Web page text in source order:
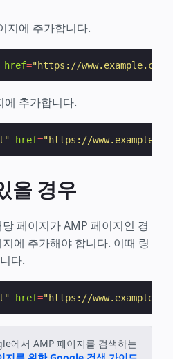
지에 추가합니다.
href="https://
에 추가합니다.
href="https://
을 경우
페이지가 AMP 페이지인 경
에 추가해야 합니다. 이때 링
다.
href="https://
에서 AMP 페이지를 검색하는